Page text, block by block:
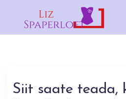
Siit saate teada,